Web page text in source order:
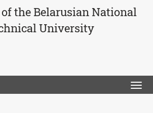
the Belarusian National
University